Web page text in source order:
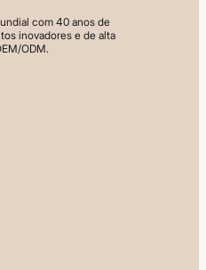
com 40 anos de
inovadores e de alta
ODM.